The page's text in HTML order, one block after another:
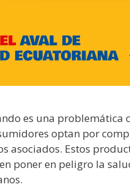
es una problemática
optan por
asociados. Estos
poner en peligro la